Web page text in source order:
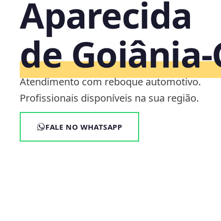
Aparecida
de
Atendimento com reboque automotivo.
Profissionais disponíveis na sua região.
FALE NO WHATSAPP